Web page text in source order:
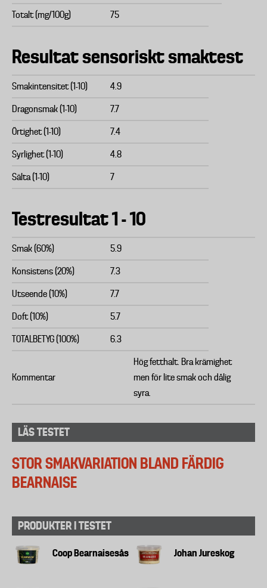
Totalt (mg/100g) 75
Resultat sensoriskt smaktest
Smakintensitet (1-10) 4.9
Dragonsmak (1-10) 7.7
Örtighet (1-10) 7.4
Syrlighet (1-10) 4.8
Sälta (1-10) 7
Testresultat 1 - 10
Smak (60%) 5.9
Konsistens (20%) 7.3
Utseende (10%) 7.7
Doft (10%) 5.7
TOTALBETYG (100%) 6.3
Kommentar
Hög fetthalt. Bra krämighet
men för lite smak och dålig
syra.
LÄS TESTET
STOR SMAKVARIATION BLAND FÄRDIG
BEARNAISE
PRODUKTER I TESTET
Coop Bearnaisesås Johan Jureskog